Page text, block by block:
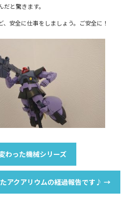
と驚きます。
、安全に仕事をしましょう。ご安全に！
わった機械シリーズ
アクアリウムの経過報告です♪ →